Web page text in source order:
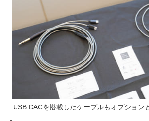
USB DACを搭載したケーブルもオプション